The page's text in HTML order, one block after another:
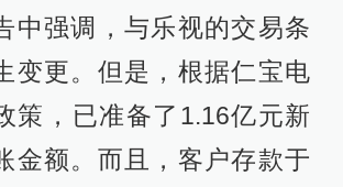
中强调，与乐视的交易条
变更。但是，根据仁宝电
策，已准备了1.16亿元新
金额。而且，客户存款于